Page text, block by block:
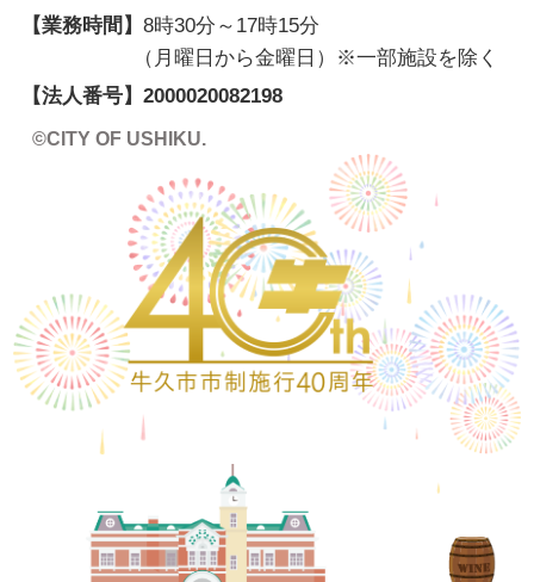
【業務時間】 8時30分～17時15分
（月曜日から金曜日）※一部施設を除く
【法人番号】 2000020082198
©CITY OF USHIKU.